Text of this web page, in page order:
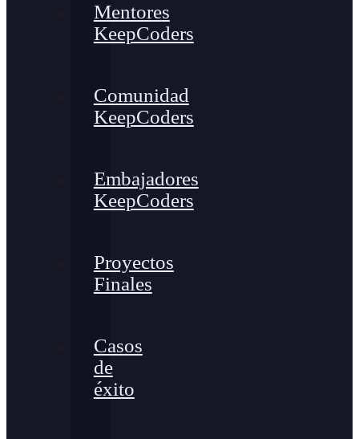
Mentores
KeepCoders
Comunidad
KeepCoders
Embajadores
KeepCoders
Proyectos
Finales
Casos
de
éxito